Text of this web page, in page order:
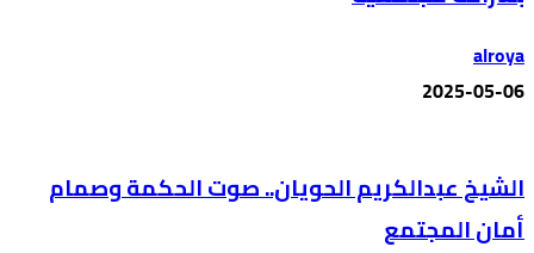
alroya
2025-05-06
الشيخ عبدالكريم الحويان.. صوت الحكمة وصمام
أمان المجتمع